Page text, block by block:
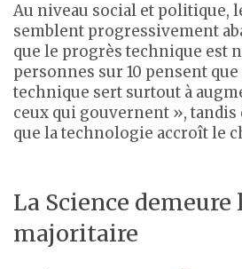
Au niveau social et politique,
semblent progressivement
que le progrès technique est
personnes sur 10 pensent
technique sert surtout à
ceux qui gouvernent », tandis
que la technologie accroît le
La Science demeure
majoritaire